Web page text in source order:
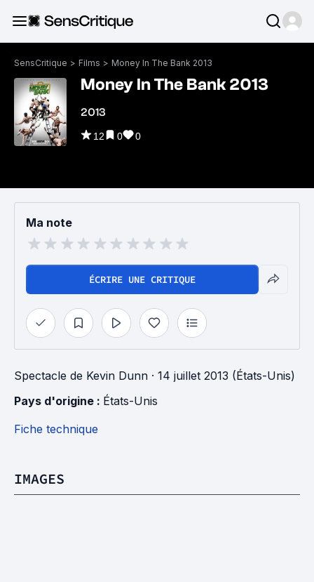
SensCritique > Films > Money In The Bank 2013
Money In The Bank 2013
2013
12 0 0
Ma note
ÉCRIRE UNE CRITIQUE
Spectacle de Kevin Dunn · 14 juillet 2013 (États-Unis)
Pays d'origine : États-Unis
Fiche technique
IMAGES